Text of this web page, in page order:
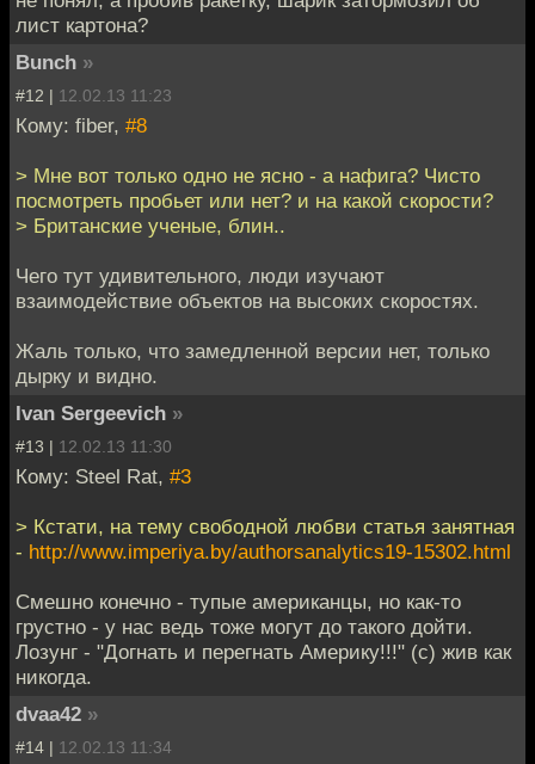
лист картона?
Bunch »
#12 | 12.02.13 11:23
Кому: fiber, #8
> Мне вот только одно не ясно - а нафига? Чисто
посмотреть пробьет или нет? и на какой скорости?
> Британские ученые, блин..
Чего тут удивительного, люди изучают
взаимодействие объектов на высоких скоростях.
Жаль только, что замедленной версии нет, только
дырку и видно.
Ivan Sergeevich »
#13 | 12.02.13 11:30
Кому: Steel Rat, #3
> Кстати, на тему свободной любви статья занятная
- http://www.imperiya.by/authorsanalytics19-15302.html
Смешно конечно - тупые американцы, но как-то
грустно - у нас ведь тоже могут до такого дойти.
Лозунг - "Догнать и перегнать Америку!!!" (с) жив как
никогда.
dvaa42 »
#14 | 12.02.13 11:34